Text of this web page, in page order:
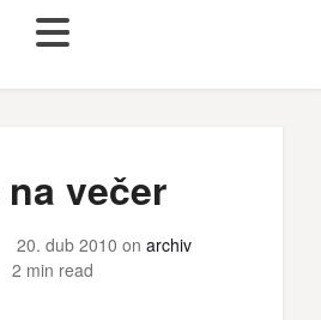
večer
20. dub 2010 on archiv
2 min read